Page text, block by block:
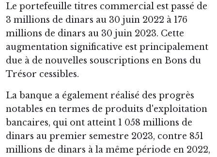
Le portefeuille titres commercial est passé de
3 millions de dinars au 30 juin 2022 à 176
millions de dinars au 30 juin 2023. Cette
augmentation significative est principalement
due à de nouvelles souscriptions en Bons du
Trésor cessibles.
La banque a également réalisé des progrès
notables en termes de produits d'exploitation
bancaires, qui ont atteint 1 058 millions de
dinars au premier semestre 2023, contre 851
millions de dinars à la même période en 2022,